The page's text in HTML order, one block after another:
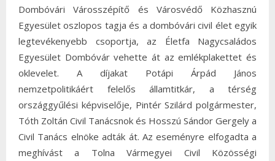
Dombóvári Városszépítő és Városvédő Közhasznú
Egyesület oszlopos tagja és a dombóvári civil élet egyik
legtevékenyebb csoportja, az Életfa Nagycsaládos
Egyesület Dombóvár vehette át az emlékplakettet és
oklevelet. A díjakat Potápi Árpád János
nemzetpolitikáért felelős államtitkár, a térség
országgyűlési képviselője, Pintér Szilárd polgármester,
Tóth Zoltán Civil Tanácsnok és Hosszú Sándor Gergely a
Civil Tanács elnöke adták át. Az eseményre elfogadta a
meghívást a Tolna Vármegyei Civil Közösségi